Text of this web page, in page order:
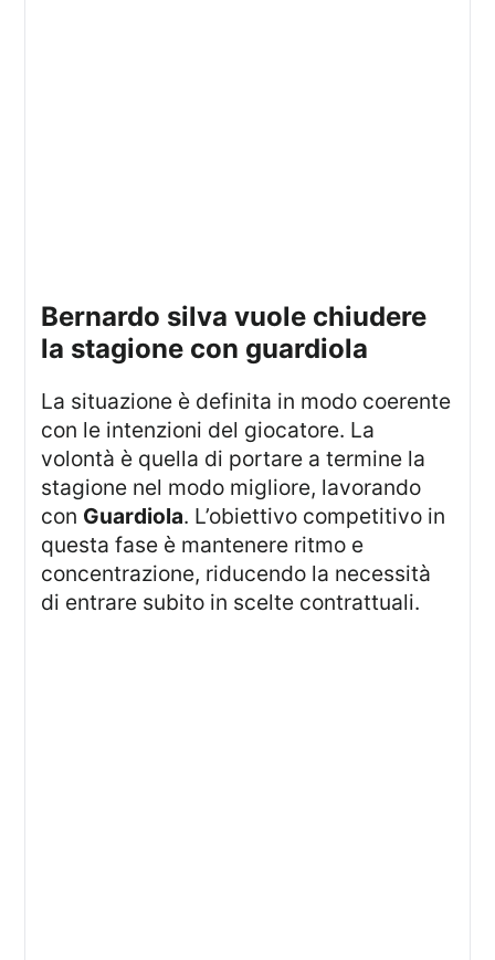
bernardo silva vuole chiudere
la stagione con guardiola
La situazione è definita in modo coerente
con le intenzioni del giocatore. La
volontà è quella di portare a termine la
stagione nel modo migliore, lavorando
con Guardiola. L’obiettivo competitivo in
questa fase è mantenere ritmo e
concentrazione, riducendo la necessità
di entrare subito in scelte contrattuali.